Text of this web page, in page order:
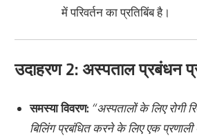
में परिवर्तन का प्रतिबिंब है।
उदाहरण 2: अस्पताल प्रबंधन
समस्या विवरण: “अस्पतालों के लिए रोगी
बिलिंग प्रबंधित करने के लिए एक प्रणाली